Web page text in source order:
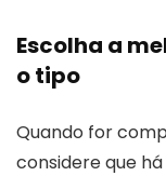
Escolha a
o tipo
Quando for
considere que